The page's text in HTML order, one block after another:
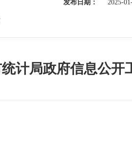
发布日期： 2025-
计局政府信息公开